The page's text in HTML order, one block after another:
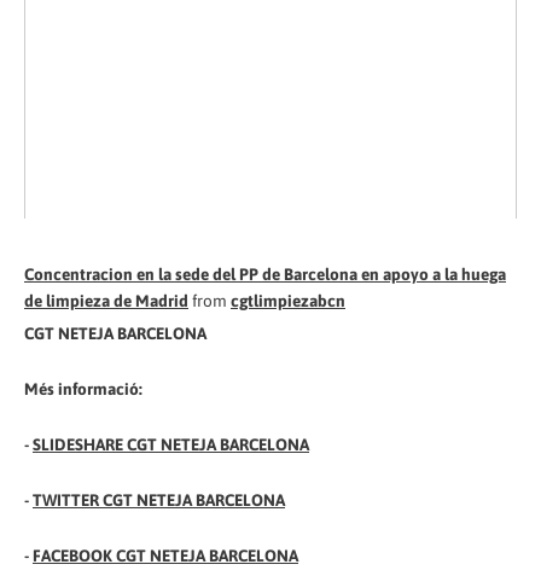
Concentracion en la sede del PP de Barcelona en apoyo a la huega
de limpieza de Madrid from cgtlimpiezabcn
CGT NETEJA BARCELONA
Més informació:
-SLIDESHARE CGT NETEJA BARCELONA
-TWITTER CGT NETEJA BARCELONA
- FACEBOOK CGT NETEJA BARCELONA